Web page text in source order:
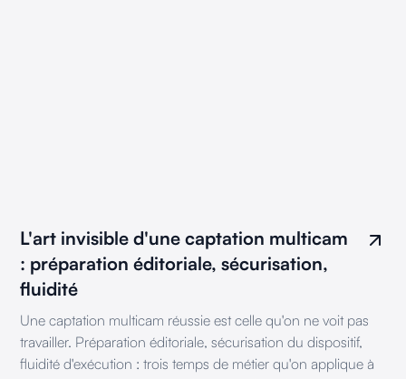
L'art invisible d'une captation multicam
: préparation éditoriale, sécurisation,
fluidité
Une captation multicam réussie est celle qu'on ne voit pas
travailler. Préparation éditoriale, sécurisation du dispositif,
fluidité d'exécution : trois temps de métier qu'on applique à